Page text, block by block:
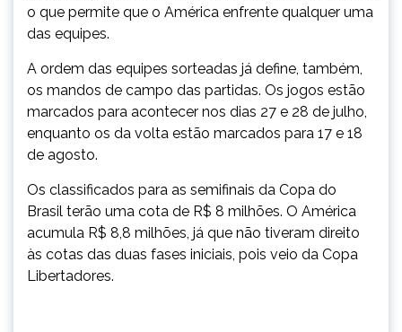
o que permite que o América enfrente qualquer uma
das equipes.
A ordem das equipes sorteadas já define, também,
os mandos de campo das partidas. Os jogos estão
marcados para acontecer nos dias 27 e 28 de julho,
enquanto os da volta estão marcados para 17 e 18
de agosto.
Os classificados para as semifinais da Copa do
Brasil terão uma cota de R$ 8 milhões. O América
acumula R$ 8,8 milhões, já que não tiveram direito
às cotas das duas fases iniciais, pois veio da Copa
Libertadores.